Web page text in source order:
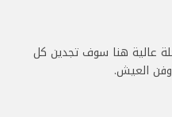
عالية هنا سوف تجدين كل
العيش.